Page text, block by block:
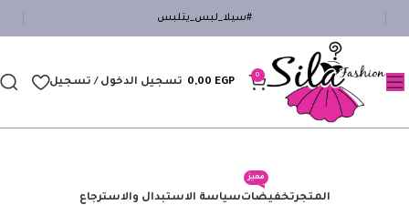
#سيلا_لبس_يتلبس
0
0,00 EGP تسجيل الدخول / تسجيل
المتجرتخفيضات
مميز
سياسة الاستبدال والاسترجاع